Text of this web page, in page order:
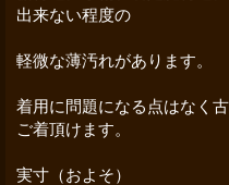
出来ない程度の
軽微な薄汚れがあります。
着用に問題になる点はなく
ご着頂けます。
実寸（およそ）